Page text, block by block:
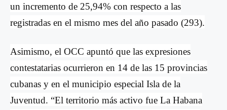
un incremento de 25,94% con respecto a las
registradas en el mismo mes del año pasado (293).
Asimismo, el OCC apuntó que las expresiones
contestatarias ocurrieron en 14 de las 15 provincias
cubanas y en el municipio especial Isla de la
Juventud. “El territorio más activo fue La Habana